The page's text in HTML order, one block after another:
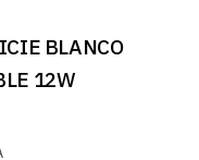
BLANCO
12W